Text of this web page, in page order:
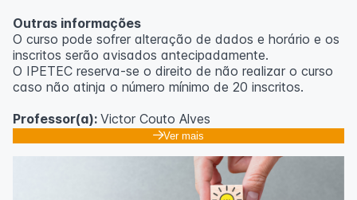
Outras informações
O curso pode sofrer alteração de dados e horário e os
inscritos serão avisados ​​antecipadamente.
O IPETEC reserva-se o direito de não realizar o curso
caso não atinja o número mínimo de 20 inscritos.
Professor(a): Victor Couto Alves
Ver mais